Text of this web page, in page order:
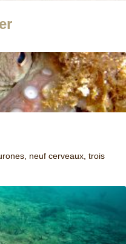
neuf cerveaux, trois